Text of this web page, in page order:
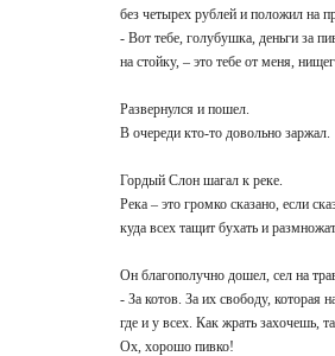
без четырех рублей и положил на
- Вот тебе, голубушка, деньги за
на стойку, – это тебе от меня,
Развернулся и пошел.
В очереди кто-то довольно
Гордый Слон шагал к реке.
Река – это громко сказано, если
куда всех тащит бухать и
Он благополучно дошел, сел на
- За котов. За их свободу, которая
где и у всех. Как жрать захочешь,
Ох, хорошо пивко!